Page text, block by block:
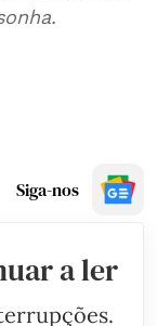
Siga-nos
a ler